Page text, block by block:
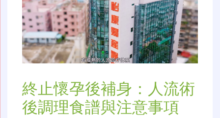
終止懷孕後補身：人流術
後調理食譜與注意事項